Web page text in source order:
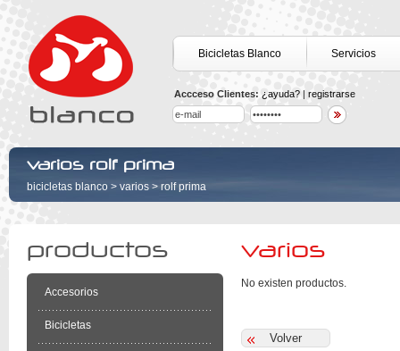
Bicicletas Blanco Servicios
Accceso Clientes: ¿ayuda? | registrarse
varios rolf prima
bicicletas blanco > varios > rolf prima
productos
Accesorios
Bicicletas
varios
No existen productos.